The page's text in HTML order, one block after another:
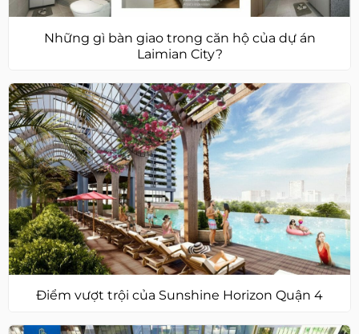
Những gì bàn giao trong căn hộ của dự án
Laimian City?
Điểm vượt trội của Sunshine Horizon Quận 4